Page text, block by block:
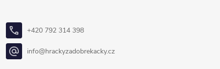
+420 792 314 398
info@hrackyzadobrekacky.cz